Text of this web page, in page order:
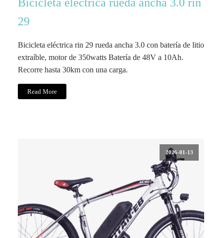
29
Bicicleta eléctrica rin 29 rueda ancha 3.0 con batería de litio
extraíble, motor de 350watts Batería de 48V a 10Ah.
Recorre hasta 30km con una carga.
Read More
2026-01-13